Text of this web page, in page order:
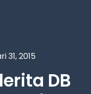
31, 2015
DB